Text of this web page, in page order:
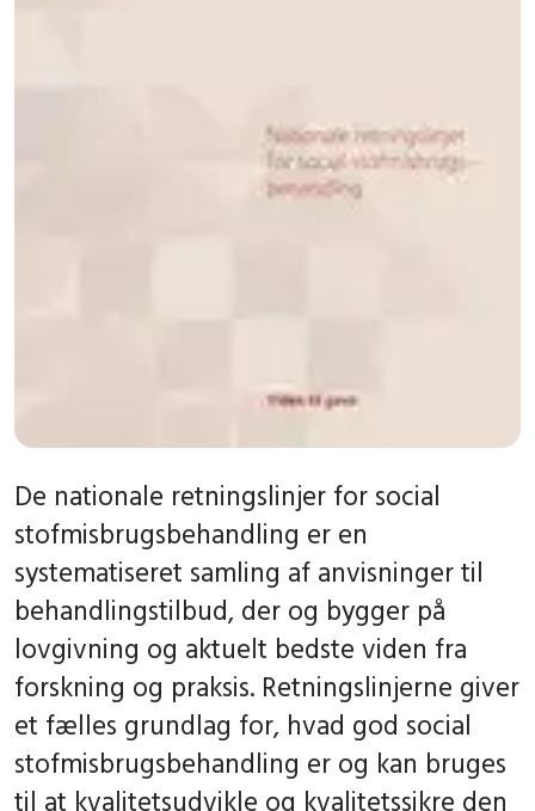
De nationale retningslinjer for social
stofmisbrugsbehandling er en
systematiseret samling af anvisninger til
behandlingstilbud, der og bygger på
lovgivning og aktuelt bedste viden fra
forskning og praksis. Retningslinjerne giver
et fælles grundlag for, hvad god social
stofmisbrugsbehandling er og kan bruges
til at kvalitetsudvikle og kvalitetssikre den